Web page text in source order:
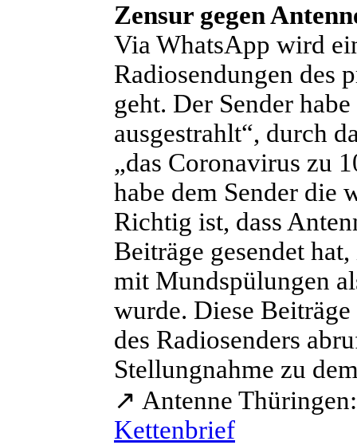
Zensur gegen
Via WhatsApp wird
Radiosendungen des
geht. Der Sender
ausgestrahlt“, durch
„das Coronavirus zu
habe dem Sender die
Richtig ist, dass
Beiträge gesendet
mit Mundspülungen
wurde. Diese
des Radiosenders
Stellungnahme zu
↗ Antenne
Kettenbrief